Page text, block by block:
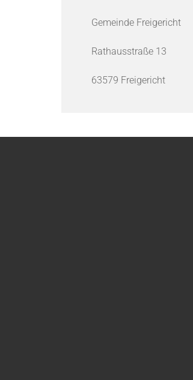
Gemeinde Freigericht
Rathausstraße 13
63579 Freigericht